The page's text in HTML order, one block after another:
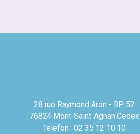
28 rue Raymond Aron - BP 52
76824 Mont-Saint-Agnan Cedex
Telefon : 02 35 12 10 10